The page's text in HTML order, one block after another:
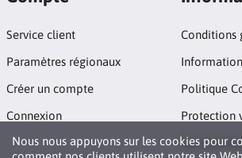
Nous nous appuyons sur les cookies pour
Service client
Paramètres régionaux
Créer un compte
Connexion
Conditions
Politique
Protection
Qui